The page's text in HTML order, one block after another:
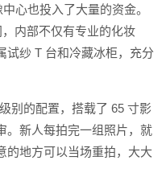
心也投入了大量的资金。
内部不仅有专业的化妆
试纱 T 台和冷藏冰柜，充分
别的配置，搭载了 65 寸影
。新人每拍完一组照片，就
的地方可以当场重拍，大大